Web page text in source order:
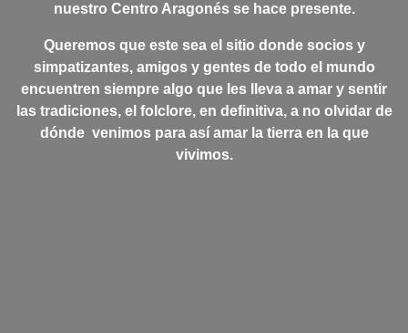
nuestro Centro Aragonés se hace presente.
Queremos que este sea el sitio donde socios y
simpatizantes, amigos y gentes de todo el mundo
encuentren siempre algo que les lleva a amar y sentir
las tradiciones, el folclore, en definitiva, a no olvidar de
dónde venimos para así amar la tierra en la que
vivimos.